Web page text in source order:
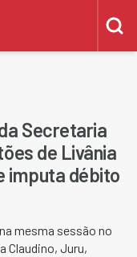
Secretaria
de Livânia
imputa débito
mesma sessão no
Claudino, Juru,